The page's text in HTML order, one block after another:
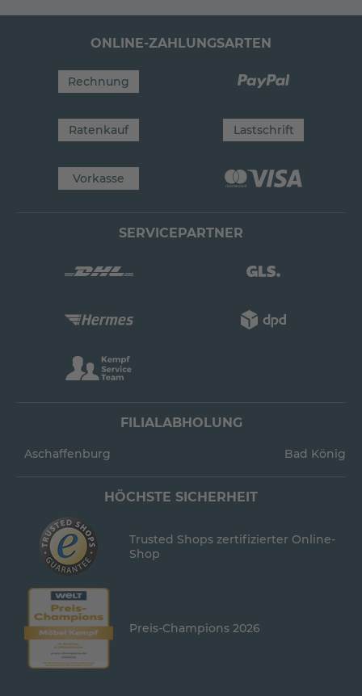
ONLINE-ZAHLUNGSARTEN
Rechnung
Ratenkauf Lastschrift
Vorkasse
SERVICEPARTNER
FILIALABHOLUNG
Aschaffenburg Bad König
HÖCHSTE SICHERHEIT
Trusted Shops zertifizierter Online-
Shop
Preis-Champions 2026